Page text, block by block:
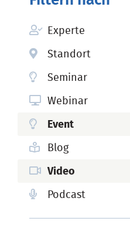
Experte
Standort
Seminar
Webinar
Event
Blog
Video
Podcast